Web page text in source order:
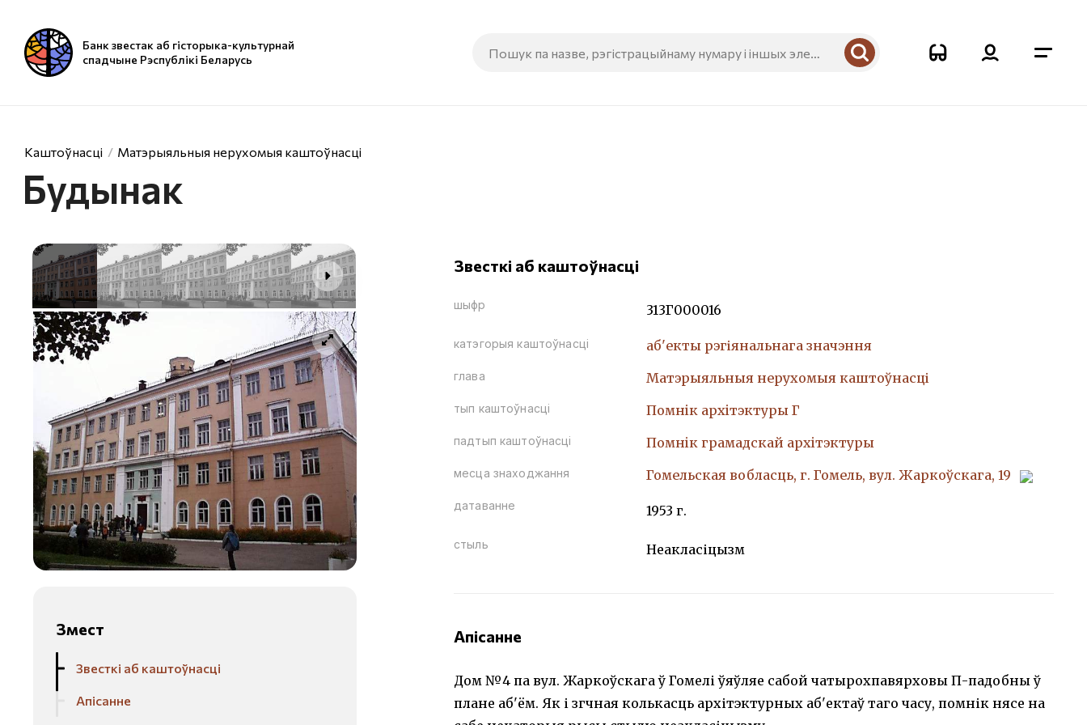
Банк звестак аб гісторыка-культурнай
спадчыне Рэспублікі Беларусь
Каштоўнасці Матэрыяльныя нерухомыя каштоўнасці
Будынак
Змест
Звесткі аб каштоўнасці
Апісанне
Звесткі аб каштоўнасці
шыфр 313Г000016
катэгорыя каштоўнасці аб'екты рэгіянальнага значэння
глава Матэрыяльныя нерухомыя каштоўнасці
тып каштоўнасці Помнiк архiтэктуры Г
падтып каштоўнасці Помнiк грамадскай архiтэктуры
месца знаходжання Гомельская вобласць, г. Гомель, вул. Жаркоўскага, 19
датаванне 1953 г.
стыль Неакласіцызм
Апісанне
Дом №4 па вул. Жаркоўскага ў Гомелі ўяўляе сабой чатырохпавярховы П-падобны ў
плане аб'ём. Як і згчная колькасць архітэктурных аб'ектаў таго часу, помнік нясе на